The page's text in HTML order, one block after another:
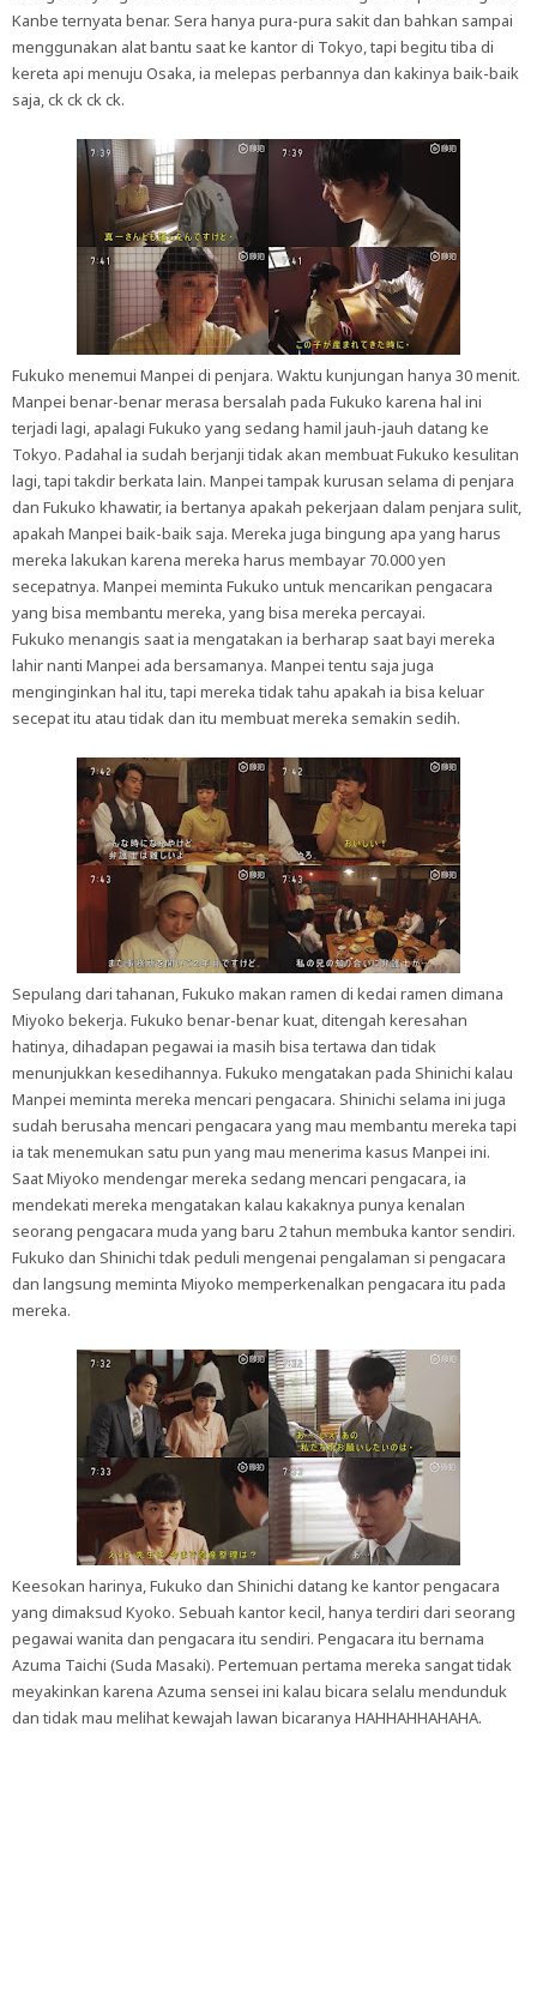
Kanbe ternyata benar. Sera hanya pura-pura sakit dan bahkan sampai
menggunakan alat bantu saat ke kantor di Tokyo, tapi begitu tiba di
kereta api menuju Osaka, ia melepas perbannya dan kakinya baik-baik
saja, ck ck ck ck.
Fukuko menemui Manpei di penjara. Waktu kunjungan hanya 30 menit.
Manpei benar-benar merasa bersalah pada Fukuko karena hal ini
terjadi lagi, apalagi Fukuko yang sedang hamil jauh-jauh datang ke
Tokyo. Padahal ia sudah berjanji tidak akan membuat Fukuko kesulitan
lagi, tapi takdir berkata lain. Manpei tampak kurusan selama di penjara
dan Fukuko khawatir, ia bertanya apakah pekerjaan dalam penjara sulit,
apakah Manpei baik-baik saja. Mereka juga bingung apa yang harus
mereka lakukan karena mereka harus membayar 70.000 yen
secepatnya. Manpei meminta Fukuko untuk mencarikan pengacara
yang bisa membantu mereka, yang bisa mereka percayai.
Fukuko menangis saat ia mengatakan ia berharap saat bayi mereka
lahir nanti Manpei ada bersamanya. Manpei tentu saja juga
menginginkan hal itu, tapi mereka tidak tahu apakah ia bisa keluar
secepat itu atau tidak dan itu membuat mereka semakin sedih.
Sepulang dari tahanan, Fukuko makan ramen di kedai ramen dimana
Miyoko bekerja. Fukuko benar-benar kuat, ditengah keresahan
hatinya, dihadapan pegawai ia masih bisa tertawa dan tidak
menunjukkan kesedihannya. Fukuko mengatakan pada Shinichi kalau
Manpei meminta mereka mencari pengacara. Shinichi selama ini juga
sudah berusaha mencari pengacara yang mau membantu mereka tapi
ia tak menemukan satu pun yang mau menerima kasus Manpei ini.
Saat Miyoko mendengar mereka sedang mencari pengacara, ia
mendekati mereka mengatakan kalau kakaknya punya kenalan
seorang pengacara muda yang baru 2 tahun membuka kantor sendiri.
Fukuko dan Shinichi tdak peduli mengenai pengalaman si pengacara
dan langsung meminta Miyoko memperkenalkan pengacara itu pada
mereka.
Keesokan harinya, Fukuko dan Shinichi datang ke kantor pengacara
yang dimaksud Kyoko. Sebuah kantor kecil, hanya terdiri dari seorang
pegawai wanita dan pengacara itu sendiri. Pengacara itu bernama
Azuma Taichi (Suda Masaki). Pertemuan pertama mereka sangat tidak
meyakinkan karena Azuma sensei ini kalau bicara selalu mendunduk
dan tidak mau melihat kewajah lawan bicaranya HAHHAHHAHAHA.